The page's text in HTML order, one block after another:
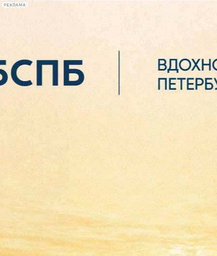
РЕКЛАМА
Сегодня:
2026.08.06
Бэнкси без приглашения
выставился в Венеции, и его